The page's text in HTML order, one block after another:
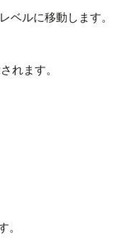
ベルに移動します。
れます。